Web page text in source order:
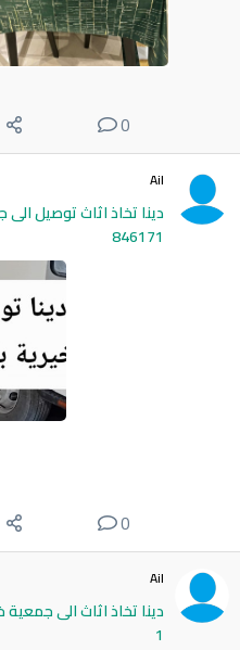
0
Ail
846171
0
Ail
1